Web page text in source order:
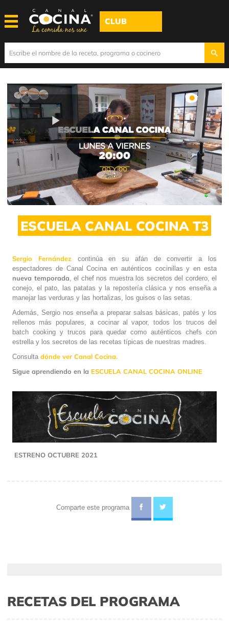
CLUB
Play
Video
ESCUELA CANAL COCINA T3
Sergio Fernández continúa en su afán de convertir a los
espectadores de Canal Cocina en auténticos cocinillas y en esta
nueva temporada , el chef nos muestra los secretos del cordero, el
conejo, el pato, las patatas y la repostería clásica y nos enseña a
manejar las verduras y las hortalizas, los guisos o las setas.​
Además, Sergio nos enseña a preparar salsas básicas, patés y los
rellenos más populares, a cocinar al vapor, todos los trucos del
batch cooking y trucos para quedar como auténticos chefs con
estrella y los secretos de las recetas típicas de nuestras madres.
Consulta dónde ver Canal Cocina.
Sigue aprendiendo en la ESCUELA CANAL COCINA ONLINE
ESTRENO OCTUBRE 2021
Comparte este programa
RECETAS DEL PROGRAMA